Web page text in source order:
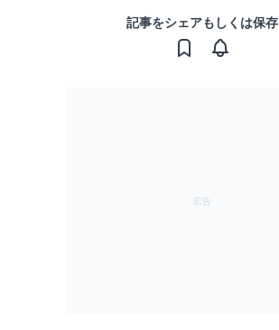
記事をシェアもしくは保存